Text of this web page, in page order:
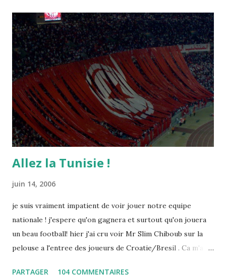
Allez la Tunisie !
juin 14, 2006
je suis vraiment impatient de voir jouer notre equipe
nationale ! j'espere qu'on gagnera et surtout qu'on jouera
un beau football! hier j'ai cru voir Mr Slim Chiboub sur la
pelouse a l'entree des joueurs de Croatie/Bresil . Ca m'a
PARTAGER 104 COMMENTAIRES